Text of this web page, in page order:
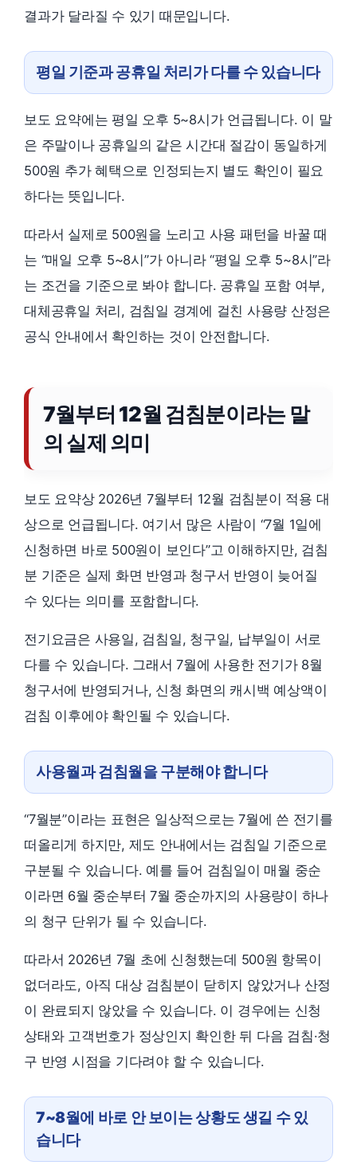
결과가 달라질 수 있기 때문입니다.
평일 기준과 공휴일 처리가 다를 수 있습니다
보도 요약에는 평일 오후 5~8시가 언급됩니다. 이 말
은 주말이나 공휴일의 같은 시간대 절감이 동일하게
500원 추가 혜택으로 인정되는지 별도 확인이 필요
하다는 뜻입니다.
따라서 실제로 500원을 노리고 사용 패턴을 바꿀 때
는 “매일 오후 5~8시”가 아니라 “평일 오후 5~8시”라
는 조건을 기준으로 봐야 합니다. 공휴일 포함 여부,
대체공휴일 처리, 검침일 경계에 걸친 사용량 산정은
공식 안내에서 확인하는 것이 안전합니다.
7월부터 12월 검침분이라는 말
의 실제 의미
보도 요약상 2026년 7월부터 12월 검침분이 적용 대
상으로 언급됩니다. 여기서 많은 사람이 “7월 1일에
신청하면 바로 500원이 보인다”고 이해하지만, 검침
분 기준은 실제 화면 반영과 청구서 반영이 늦어질
수 있다는 의미를 포함합니다.
전기요금은 사용일, 검침일, 청구일, 납부일이 서로
다를 수 있습니다. 그래서 7월에 사용한 전기가 8월
청구서에 반영되거나, 신청 화면의 캐시백 예상액이
검침 이후에야 확인될 수 있습니다.
사용월과 검침월을 구분해야 합니다
“7월분”이라는 표현은 일상적으로는 7월에 쓴 전기를
떠올리게 하지만, 제도 안내에서는 검침일 기준으로
구분될 수 있습니다. 예를 들어 검침일이 매월 중순
이라면 6월 중순부터 7월 중순까지의 사용량이 하나
의 청구 단위가 될 수 있습니다.
따라서 2026년 7월 초에 신청했는데 500원 항목이
없더라도, 아직 대상 검침분이 닫히지 않았거나 산정
이 완료되지 않았을 수 있습니다. 이 경우에는 신청
상태와 고객번호가 정상인지 확인한 뒤 다음 검침·청
구 반영 시점을 기다려야 할 수 있습니다.
7~8월에 바로 안 보이는 상황도 생길 수 있
습니다